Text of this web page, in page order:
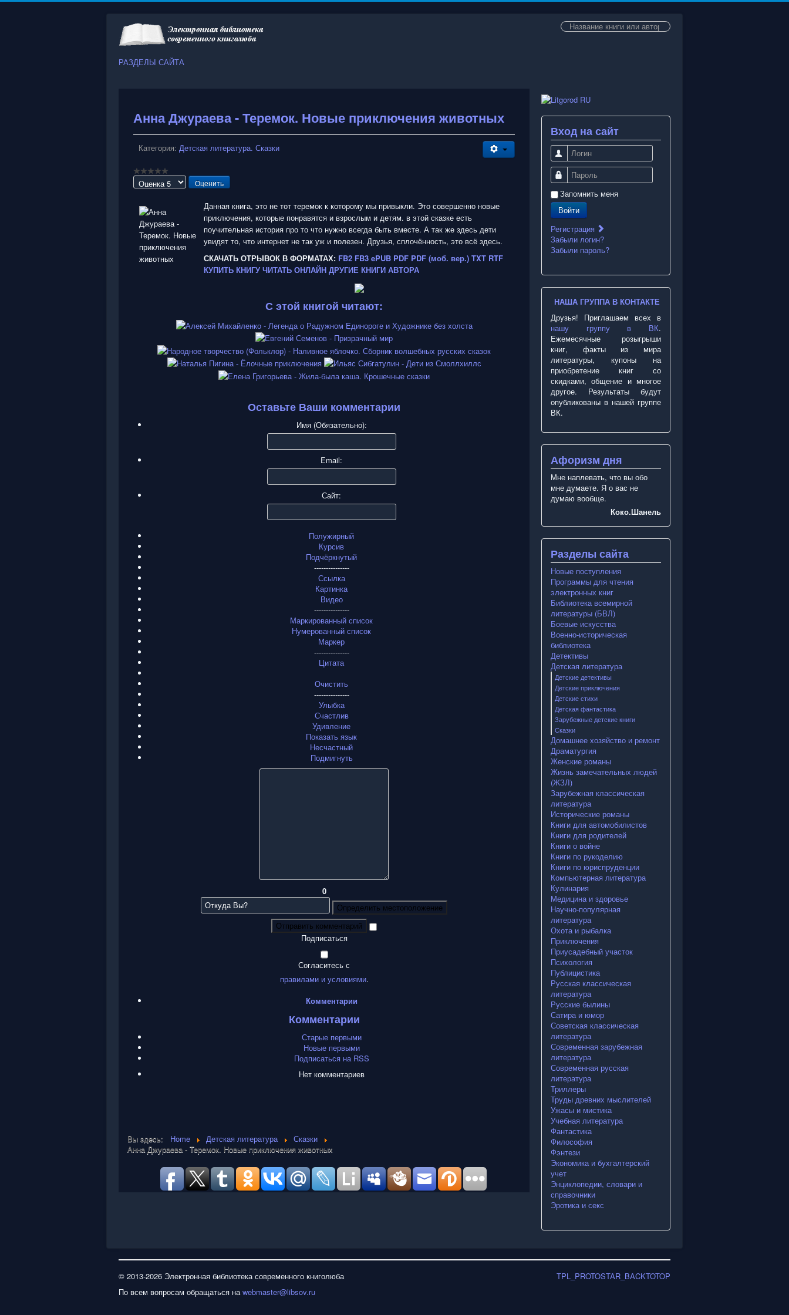
Искать...
РАЗДЕЛЫ САЙТА
Анна Джураева - Теремок. Новые приключения животных
Категория: Детская литература. Сказки
Пожалуйста,
Данная книга, это не тот теремок к которому мы привыкли. Это совершенно новые
приключения, которые понравятся и взрослым и детям. в этой сказке есть
поучительная история про то что нужно всегда быть вместе. А так же здесь дети
увидят то, что интернет не так уж и полезен. Друзья, сплочённость, это всё здесь.
СКАЧАТЬ ОТРЫВОК В ФОРМАТАХ: FB2 FB3 ePUB PDF PDF (моб. вер.) TXT RTF
КУПИТЬ КНИГУ ЧИТАТЬ ОНЛАЙН ДРУГИЕ КНИГИ АВТОРА
С этой книгой читают:
Оставьте Ваши комментарии
Имя (Обязательно):
Email:
Сайт:
Полужирный
Курсив
Подчёркнутый
---------------
Ссылка
Картинка
Видео
---------------
Маркированный список
Нумерованный список
Маркер
---------------
Цитата
Очистить
---------------
Улыбка
Счастлив
Удивление
Показать язык
Несчастный
Подмигнуть
0
Определить местоположение
Отправить комментарий
Подписаться
Согласитесь с
правилами и условиями.
Комментарии
Комментарии
Старые первыми
Новые первыми
Подписаться на RSS
Нет комментариев
Вы здесь: Home Детская литература
Сказки
Анна Джураева - Теремок. Новые приключения животных
Вход на сайт
Логин
Пароль
Запомнить меня
Войти
Регистрация
Забыли логин?
Забыли пароль?
НАША ГРУППА В КОНТАКТЕ
Друзья! Приглашаем всех в
нашу группу в ВК.
Ежемесячные розыгрыши
книг, факты из мира
литературы, купоны на
приобретение книг со
скидками, общение и многое
другое. Результаты будут
опубликованы в нашей группе
ВК.
Афоризм дня
Мне наплевать, что вы обо
мне думаете. Я о вас не
думаю вообще.
Коко.Шанель
Разделы сайта
Новые поступления
Программы для чтения
электронных книг
Библиотека всемирной
литературы (БВЛ)
Боевые искусства
Военно-историческая
библиотека
Детективы
Детская литература
Детские детективы
Детские приключения
Детские стихи
Детская фантастика
Зарубежные детские книги
Сказки
Домашнее хозяйство и ремонт
Драматургия
Женские романы
Жизнь замечательных людей
(ЖЗЛ)
Зарубежная классическая
литература
Исторические романы
Книги для автомобилистов
Книги для родителей
Книги о войне
Книги по рукоделию
Книги по юриспруденции
Компьютерная литература
Кулинария
Медицина и здоровье
Научно-популярная
литература
Охота и рыбалка
Приключения
Приусадебный участок
Психология
Публицистика
Русская классическая
литература
Русские былины
Сатира и юмор
Советская классическая
литература
Современная зарубежная
литература
Современная русская
литература
Триллеры
Труды древних мыслителей
Ужасы и мистика
Учебная литература
Фантастика
Философия
Фэнтези
Экономика и бухгалтерский
учет
Энциклопедии, словари и
справочники
Эротика и секс
TPL_PROTOSTAR_BACKTOTOP
© 2013-2026 Электронная библиотека современного книголюба
По всем вопросам обращаться на webmaster@libsov.ru